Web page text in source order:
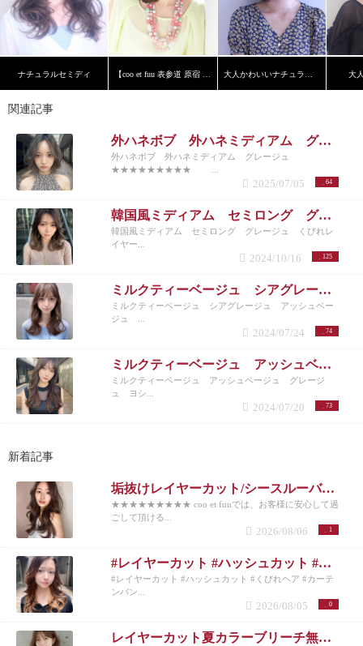
ナチュラルセミディ 【coo et fuu 表参道 原宿 青山】フレンチボブ 藤 大人かわいいナチュラルボブ 大
関連記事
外ハネボブ 外ハネミディアム グレージュ
外ハネボブ 外ハネミディアム グレージュ
★★★★★★★★★ ...
64
2025/07/05
韓国風ミディアム セミロング グレージュ くびれレイヤー ミルクティーベージュ
韓国風ミディアム セミロング グレージュ くびれレ
イヤー...
125
2024/10/16
ミルクティーベージュ シアグレージュ アッシュベージュ グレージュ
ミルクティーベージュ シアグレージュ アッシュベー
ジュ ...
74
2024/07/24
ミルクティーベージュ アッシュベージュ グレージュ ヨシンモリ ワンホンヘアー レイヤーカット おくれげ
ミルクティーベージュ アッシュベージュ グレージ
ュ ヨシ...
73
2024/07/20
新着記事
垢抜けレイヤーカット/シースルーバング◎夏のベージュカラー
★★★★★★★★★ coo et fuuでは、お客様に安心して過
ごして頂ける...
1
2026/08/06
#レイヤーカット #ハッシュカット #くびれヘア #カーテンバング #インナーカラー
#レイヤーカット #ハッシュカット #くびれヘア #カーテ
ンバン...
0
2026/08/05
レイヤーカット夏カラーブリーチ無しカラー